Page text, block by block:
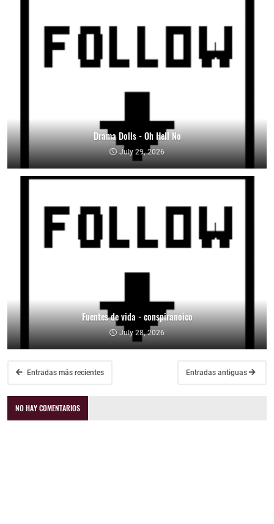
Drama Dolls - Oh Hell No
July 29, 2026
Fuentes de vida - conspiranoico
July 28, 2026
Entradas más recientes Entradas antiguas
NO HAY COMENTARIOS